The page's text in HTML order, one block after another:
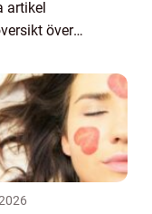
artikel
över
vil...